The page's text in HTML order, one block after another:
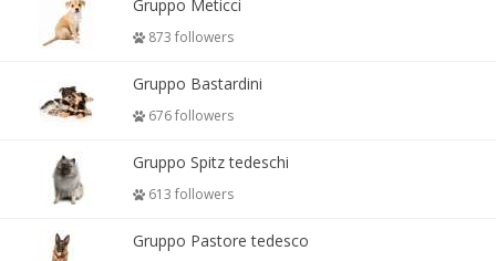
Gruppo Meticci
873 followers
Gruppo Bastardini
676 followers
Gruppo Spitz tedeschi
613 followers
Gruppo Pastore tedesco